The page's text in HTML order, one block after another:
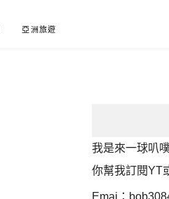
亞洲旅遊
我是來一球叭
你幫我訂閱YT
Emai：